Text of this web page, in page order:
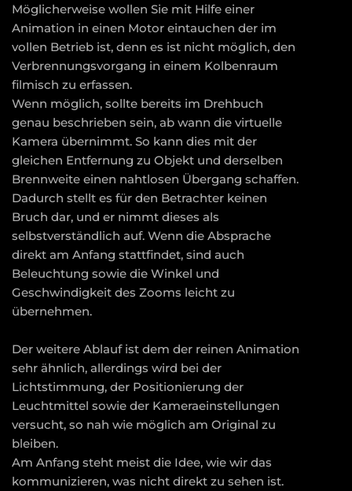
Möglicherweise wollen Sie mit Hilfe einer
Animation in einen Motor eintauchen der im
vollen Betrieb ist, denn es ist nicht möglich, den
Verbrennungsvorgang in einem Kolbenraum
filmisch zu erfassen.
Wenn möglich, sollte bereits im Drehbuch
genau beschrieben sein, ab wann die virtuelle
Kamera übernimmt. So kann dies mit der
gleichen Entfernung zu Objekt und derselben
Brennweite einen nahtlosen Übergang schaffen.
Dadurch stellt es für den Betrachter keinen
Bruch dar, und er nimmt dieses als
selbstverständlich auf. Wenn die Absprache
direkt am Anfang stattfindet, sind auch
Beleuchtung sowie die Winkel und
Geschwindigkeit des Zooms leicht zu
übernehmen.
Der weitere Ablauf ist dem der reinen Animation
sehr ähnlich, allerdings wird bei der
Lichtstimmung, der Positionierung der
Leuchtmittel sowie der Kameraeinstellungen
versucht, so nah wie möglich am Original zu
bleiben.
Am Anfang steht meist die Idee, wie wir das
kommunizieren, was nicht direkt zu sehen ist.